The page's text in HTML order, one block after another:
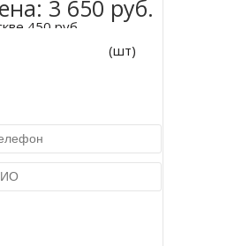
450 руб.
3 650 руб.
(шт)